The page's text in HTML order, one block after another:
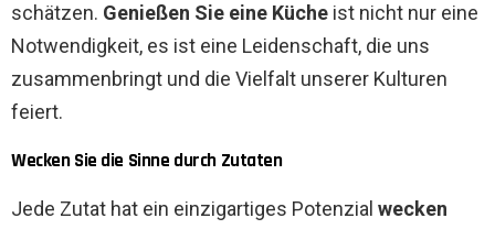
schätzen. Genießen Sie eine Küche ist nicht nur eine
Notwendigkeit, es ist eine Leidenschaft, die uns
zusammenbringt und die Vielfalt unserer Kulturen
feiert.
Wecken Sie die Sinne durch Zutaten
Jede Zutat hat ein einzigartiges Potenzial wecken